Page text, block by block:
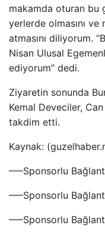
makamda oturan bu
yerlerde olmasını
atmasını diliyorum.
Nisan Ulusal
ediyorum” dedi.
Ziyaretin sonunda
Kemal Deveciler,
takdim etti.
Kaynak:
—–Sponsorlu
—–Sponsorlu
—–Sponsorlu